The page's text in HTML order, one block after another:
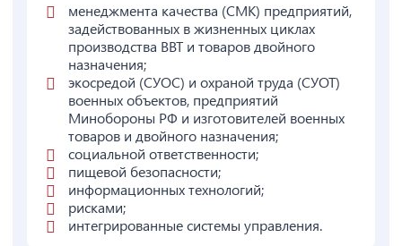
менеджмента качества (СМК) предприятий,
задействованных в жизненных циклах
производства ВВТ и товаров двойного
назначения;
экосредой (СУОС) и охраной труда (СУОТ)
военных объектов, предприятий
Минобороны РФ и изготовителей военных
товаров и двойного назначения;
социальной ответственности;
пищевой безопасности;
информационных технологий;
рисками;
интегрированные системы управления.